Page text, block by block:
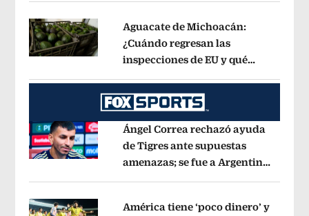
Opens in new window
Aguacate de Michoacán:
¿Cuándo regresan las
inspecciones de EU y qué
Opens in new window
Ángel Correa rechazó ayuda
de Tigres ante supuestas
amenazas; se fue a Argentina
América tiene ‘poco dinero’ y